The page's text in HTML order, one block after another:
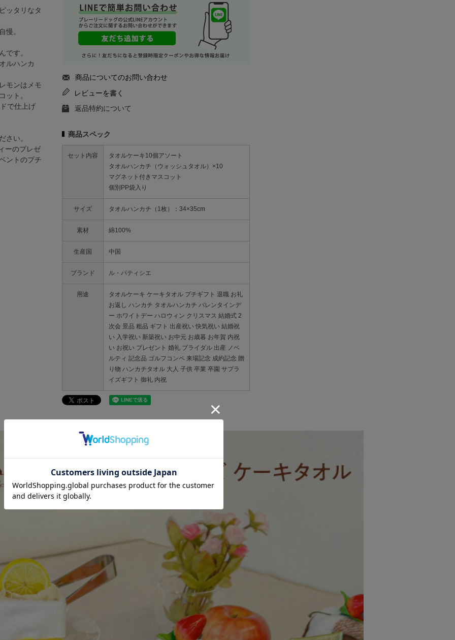
ッタリなタ
慢。
です。
ルハンカ
モンはメモ
ット。
で仕上げ
さい。
ーのプレゼ
ントのプチ
商品についてのお問い合わせ
レビューを書く
返品特約について
商品スペック
セット内容
タオルケーキ10個アソート
タオルハンカチ（ウォッシュタオル）×10
マグネット付きマスコット
個別PP袋入り
サイズ タオルハンカチ（1枚）：34×35cm
素材 綿100%
生産国 中国
ブランド ル・パティシエ
用途
タオルケーキ ケーキタオル プチギフト 退職 お礼
お返し ハンカチ タオルハンカチ バレンタインデ
ー ホワイトデー ハロウィン クリスマス 結婚式 2
次会 景品 粗品 ギフト 出産祝い 快気祝い 結婚祝
い 入学祝い 新築祝い お中元 お歳暮 お年賀 内祝
い お祝い プレゼント 婚礼 ブライダル 出産 ノベ
ルティ 記念品 ゴルフコンペ 来場記念 成約記念 贈
り物 ハンカチタオル 大人 子供 卒業 卒園 サプラ
イズギフト 御礼 内祝